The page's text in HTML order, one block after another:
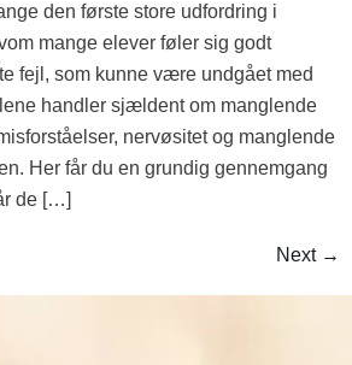
den første store udfordring i
mange elever føler sig godt
fejl, som kunne være undgået med
handler sjældent om manglende
nervøsitet og manglende
Her får du en grundig gennemgang
de […]
Next →